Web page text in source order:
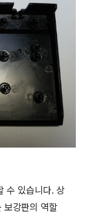
수 있습니다. 상
보강판의 역할